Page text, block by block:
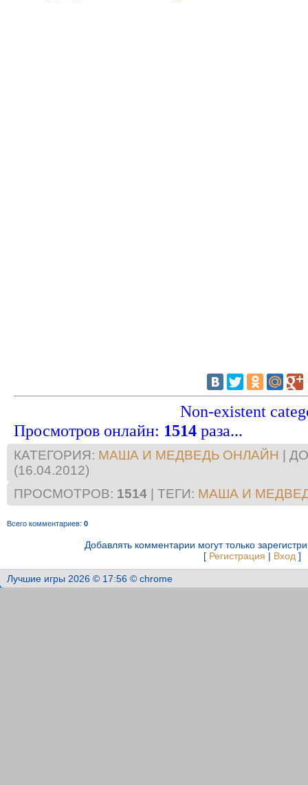
Non-existent
Просмотров онлайн: 1514 раза...
КАТЕГОРИЯ: МАША И МЕДВЕДЬ ОНЛАЙН
(16.04.2012)
ПРОСМОТРОВ: 1514 ТЕГИ: МАША И
Всего комментариев: 0
Добавлять комментарии могут только
[ Регистрация | Вход ]
Лучшие игры 2026 © 17:56 © chrome